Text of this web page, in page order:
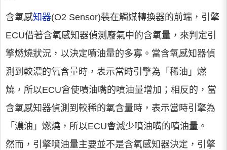
含氧感知器(O2 Sensor)裝在觸媒轉換器的前端，引擎
ECU借著含氧感知器偵測廢氣中的含氧量，來判定引
擎燃燒狀況，以決定噴油量的多寡。當含氧感知器偵
測到較濃的氧含量時，表示當時引擎為「稀油」燃
燒，所以ECU會使噴油嘴的噴油量增加；相反的，當
含氧感知器偵測到較稀的氧含量時，表示當時引擎為
「濃油」燃燒，所以ECU會減少噴油嘴的噴油量。
然而，引擎噴油量主要並不是含氧感知器決定，引擎